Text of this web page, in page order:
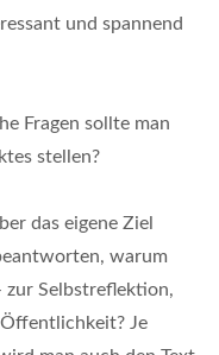
und spannend
Fragen sollte man
stellen?
das eigene Ziel
warum
zur Selbstreflektion,
Je